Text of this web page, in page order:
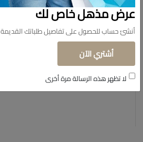
عرض مذهل خاص لك
أنشئ حساب للحصول على تفاصيل طلباتك القديمة
أشتري الآن
لا تظهر هذه الرسالة مرة أخرى